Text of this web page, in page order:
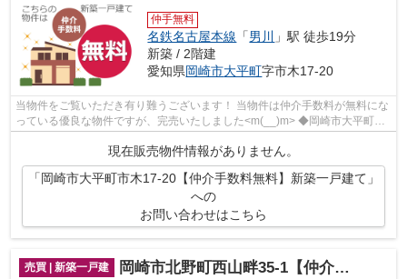
仲手無料
名鉄名古屋本線 「男川
」駅 徒歩19分
新築 / 2階建
愛知県岡崎市大平町字市木17-20
当物件をご覧いただき有り難うございます！ 当物件は仲介手数料が無料にな
っている優良な物件ですが、完売いたしました<m(__)m> ◆岡崎市大平町字
現在販売物件情報がありません。
「岡崎市大平町市木17-20【仲介手数料無料】新築一戸建て」
への
お問い合わせはこちら
売買 | 新築一戸建 岡崎市北野町西山畔35-1【仲介手数料無料】新築一戸建て